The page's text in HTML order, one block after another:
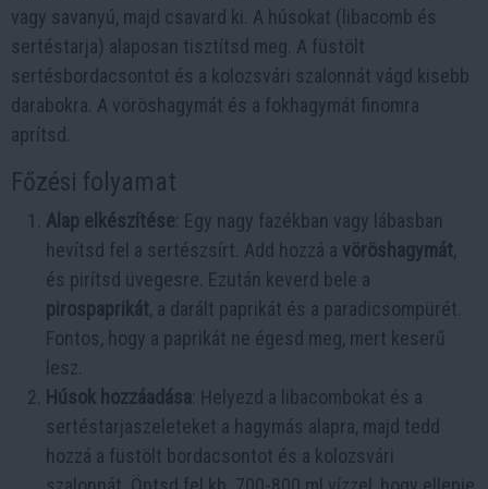
vagy savanyú, majd csavard ki. A húsokat (libacomb és
sertéstarja) alaposan tisztítsd meg. A füstölt
sertésbordacsontot és a kolozsvári szalonnát vágd kisebb
darabokra. A vöröshagymát és a fokhagymát finomra
aprítsd.
Főzési folyamat
Alap elkészítése : Egy nagy fazékban vagy lábasban
hevítsd fel a sertészsírt. Add hozzá a vöröshagymát,
és pirítsd üvegesre. Ezután keverd bele a
pirospaprikát, a darált paprikát és a paradicsompürét.
Fontos, hogy a paprikát ne égesd meg, mert keserű
lesz.
Húsok hozzáadása : Helyezd a libacombokat és a
sertéstarjaszeleteket a hagymás alapra, majd tedd
hozzá a füstölt bordacsontot és a kolozsvári